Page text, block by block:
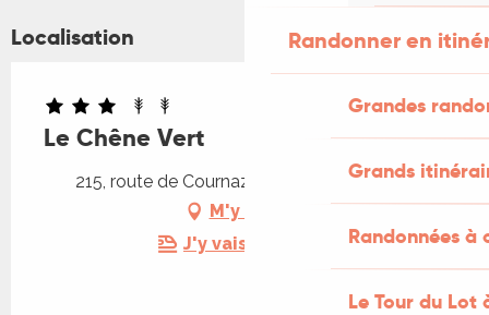
Randonner en
Grandes
Grands
Randonnées
Le Tour du Lot
Localisation
Le Chêne Vert
215, route de Cournazac, 46300 Payrignac
M'y rendre
J'y vais en train !